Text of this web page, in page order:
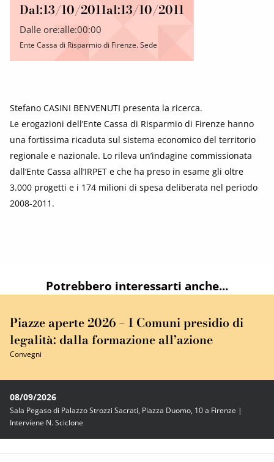
Dal:13/10/2011al:13/10/2011
Dalle ore:alle:00:00
Ente Cassa di Risparmio di Firenze. Sede
Stefano CASINI BENVENUTI presenta la ricerca.
Le erogazioni dell’Ente Cassa di Risparmio di Firenze hanno
una fortissima ricaduta sul sistema economico del territorio
regionale e nazionale. Lo rileva un’indagine commissionata
dall’Ente Cassa all’IRPET e che ha preso in esame gli oltre
3.000 progetti e i 174 milioni di spesa deliberata nel periodo
2008-2011.
Potrebbero interessarti anche...
Piazze aperte 2026 – I Comuni presidio di
legalità: dalla formazione all’azione
Convegni
08/09/2026
Sala Pegaso di Palazzo Strozzi Sacrati, Piazza Duomo, 10 a Firenze |
Interviene N. Sciclone